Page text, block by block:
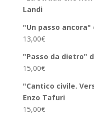
Landi
"Un passo ancora"
13,00€
"Passo da dietro"
15,00€
"Cantico civile.
Enzo Tafuri
15,00€